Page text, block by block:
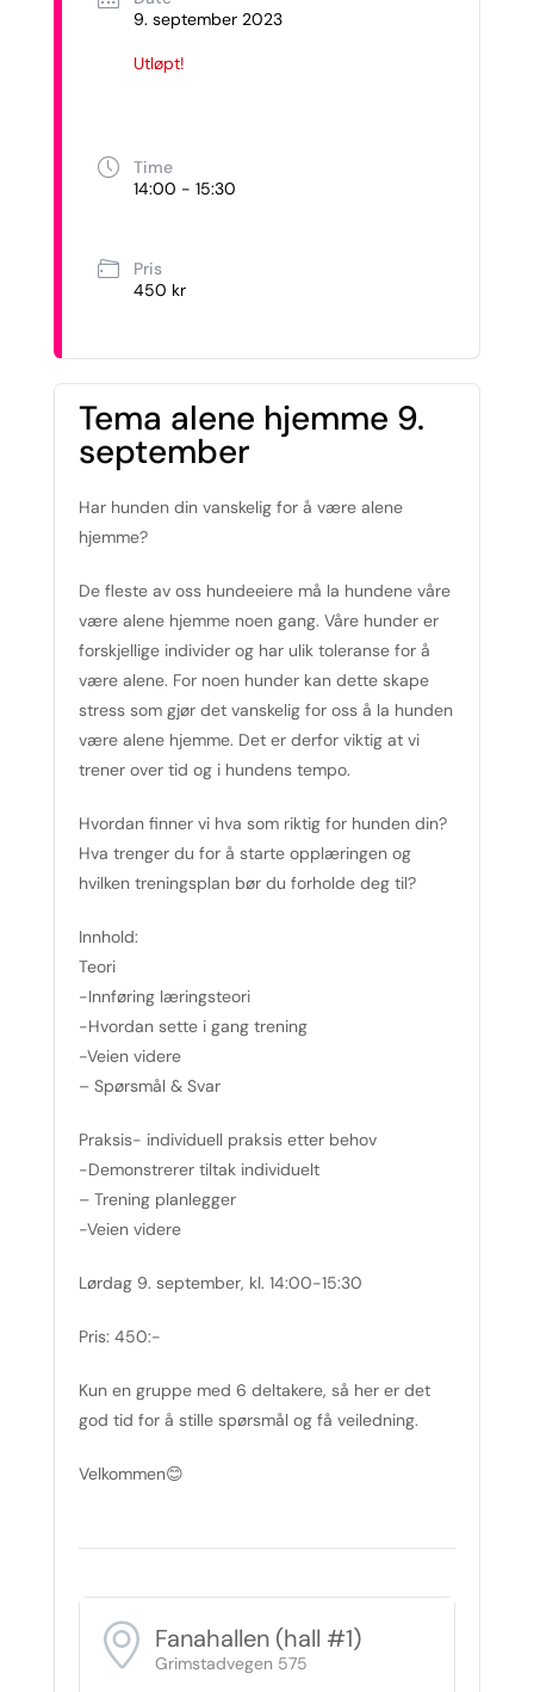
9. september 2023
Utløpt!
Time
14:00 - 15:30
Pris
450 kr
Tema alene hjemme 9.
september
Har hunden din vanskelig for å være alene
hjemme?
De fleste av oss hundeeiere må la hundene våre
være alene hjemme noen gang. Våre hunder er
forskjellige individer og har ulik toleranse for å
være alene. For noen hunder kan dette skape
stress som gjør det vanskelig for oss å la hunden
være alene hjemme. Det er derfor viktig at vi
trener over tid og i hundens tempo.
Hvordan finner vi hva som riktig for hunden din?
Hva trenger du for å starte opplæringen og
hvilken treningsplan bør du forholde deg til?
Innhold:
Teori
-Innføring læringsteori
-Hvordan sette i gang trening
-Veien videre
– Spørsmål & Svar
Praksis- individuell praksis etter behov
-Demonstrerer tiltak individuelt
– Trening planlegger
-Veien videre
Lørdag 9. september, kl. 14:00-15:30
Pris: 450:-
Kun en gruppe med 6 deltakere, så her er det
god tid for å stille spørsmål og få veiledning.
Velkommen😊
Fanahallen (hall #1)
Grimstadvegen 575